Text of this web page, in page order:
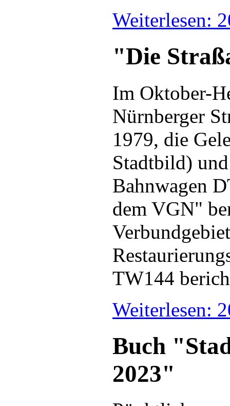
Weiterlesen:
"Die
Im Oktober-
Nürnberger
1979, die
Stadtbild)
Bahnwagen
dem VGN"
TW144
Weiterlesen:
Buch
2023"